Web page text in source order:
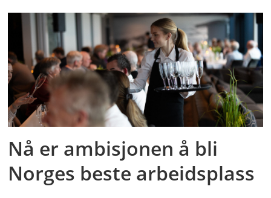
Nå er ambisjonen å bli
Norges beste arbeidsplass